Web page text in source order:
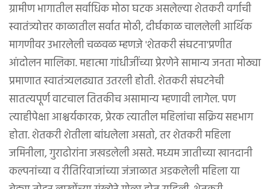
ग्रामीण भागातील सर्वाधिक मोठा घटक असलेल्या शेतकरी वर्गाची
स्वातंत्र्योत्तर काळातील सर्वात मोठी, दीर्घकाळ चाललेली आर्थिक
मागणीवर उभारलेली चळवळ म्हणजे 'शेतकरी संघटना'प्रणीत
आंदोलन मालिका. महात्मा गांधीजींच्या प्रेरणेने सामान्य जनता मोठ्या
प्रमाणात स्वातंत्र्यलढ्यात उतरली होती. शेतकरी संघटनेची
सातत्यपूर्ण वाटचाल तितकीच असामान्य म्हणावी लागेल. पण
त्याहीपेक्षा आश्चर्यकारक, प्रेरक त्यातील महिलांचा सक्रिय सहभाग
होता. शेतकरी शेतीला बांधलेला असतो, तर शेतकरी महिला
जमिनीला, गुराढोरांना जखडलेली असते. मध्यम जातीच्या खानदानी
कल्पनांच्या व रीतिरिवाजांच्या जंजाळात अडकलेली महिला या